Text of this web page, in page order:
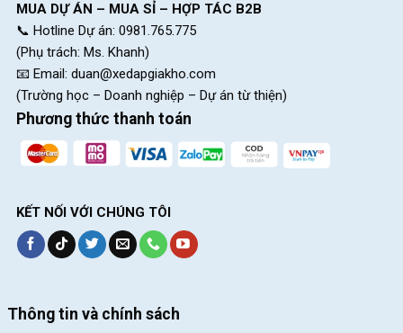
Niềng xe
Đùm xe
Căm xe Hợp kim thép
Vỏ ruột Cao su, bánh hơi
phụ
KÍCH
THƯỚC
MUA DỰ ÁN – MUA SỈ – HỢP TÁC B2B
📞 Hotline Dự án: 0981.765.775
(Phụ trách: Ms. Khanh)
📧 Email: duan@xedapgiakho.com
(Trường học – Doanh nghiệp – Dự án từ thiện)
Phương thức thanh toán
KẾT NỐI VỚI CHÚNG TÔI
Thông tin và chính sách